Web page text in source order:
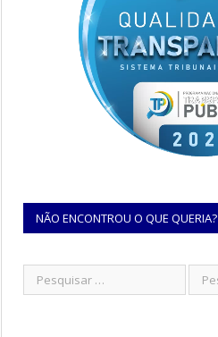
NÃO ENCONTROU O QUE QUERIA?